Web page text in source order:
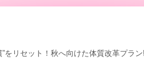
をリセット！秋へ向けた体質改革プラ